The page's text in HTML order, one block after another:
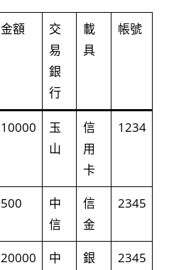
金額
交
易
銀
行
載
具
帳號
10000
玉
山
信
用
卡
1234
500
中
信
信
金
2345
20000
中
銀
2345